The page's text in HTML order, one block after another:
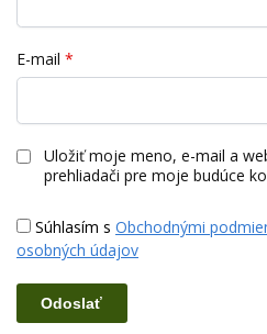
E-mail *
Uložiť moje meno, e-mail a
prehliadači pre moje budúce
Súhlasím s Obchodnými
osobných údajov